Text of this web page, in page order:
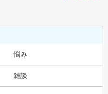
悩み
雑談